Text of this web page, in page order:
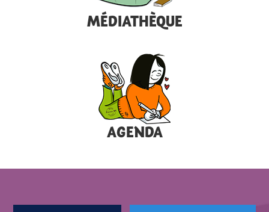
MÉDIATHÈQUE
AGENDA